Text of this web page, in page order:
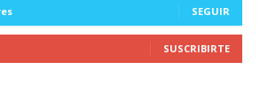
SEGUIR
SUSCRIBIRTE